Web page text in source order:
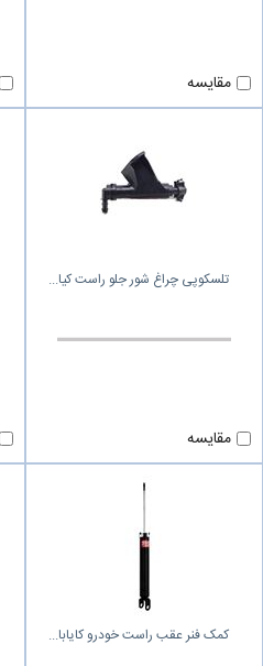
مقایسه
تلسکوپی چراغ شور جلو راست کیا
مقایسه
کمک فنر عقب راست خودرو کایابا